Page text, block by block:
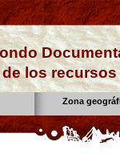
los
Zona